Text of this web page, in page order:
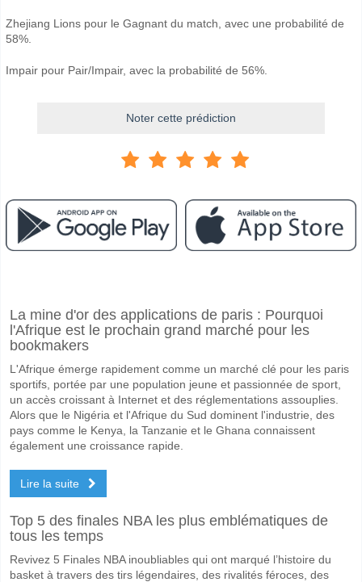
Zhejiang Lions pour le Gagnant du match, avec une probabilité de
58%.
Impair pour Pair/Impair, avec la probabilité de 56%.
Noter cette prédiction
Le match entre Shanxi Loongs v Zhejiang Lions 10 May 2026 12:35
Quelle est l'équipe favorite pour gagner entre Shanxi
Zhejiang Lions pour le Gagnant du match, avec une probabilité de
La mine d'or des applications de paris : Pourquoi
l'Afrique est le prochain grand marché pour les
bookmakers
L'Afrique émerge rapidement comme un marché clé pour les paris
sportifs, portée par une population jeune et passionnée de sport,
un accès croissant à Internet et des réglementations assouplies.
Alors que le Nigéria et l'Afrique du Sud dominent l'industrie, des
pays comme le Kenya, la Tanzanie et le Ghana connaissent
également une croissance rapide.
Lire la suite
Top 5 des finales NBA les plus emblématiques de
tous les temps
Revivez 5 Finales NBA inoubliables qui ont marqué l’histoire du
basket à travers des tirs légendaires, des rivalités féroces, des